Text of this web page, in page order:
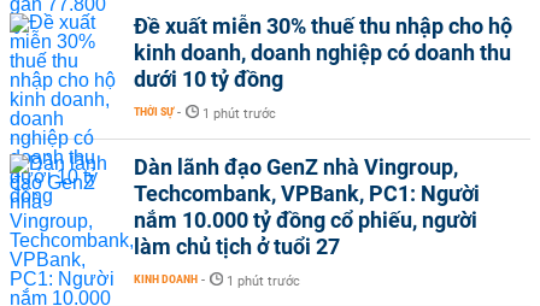
Đề xuất miễn 30% thuế thu nhập cho hộ
kinh doanh, doanh nghiệp có doanh thu
dưới 10 tỷ đồng
THỜI SỰ - 1 phút trước
Dàn lãnh đạo GenZ nhà Vingroup,
Techcombank, VPBank, PC1: Người
nắm 10.000 tỷ đồng cổ phiếu, người
làm chủ tịch ở tuổi 27
KINH DOANH - 1 phút trước